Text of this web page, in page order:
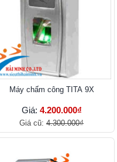
Máy chấm công TITA 9X
Giá: 4.200.000₫
Giá cũ: 4.300.000₫